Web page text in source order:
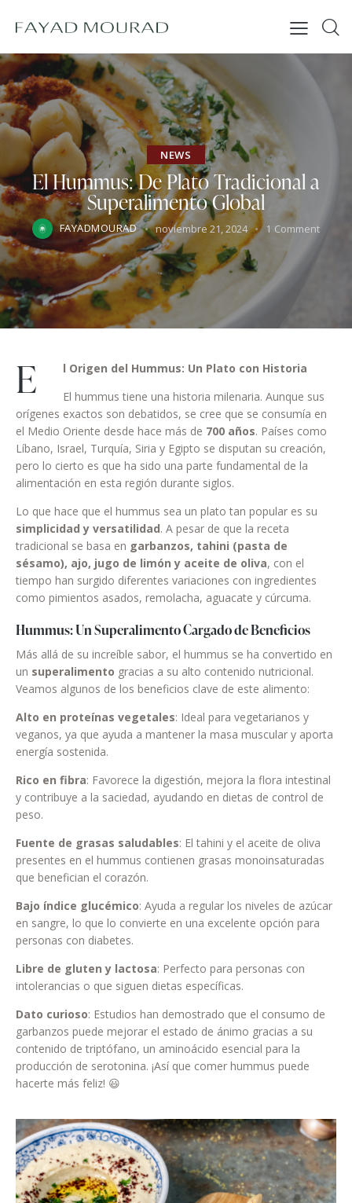
NEWS
El Hummus: De Plato Tradicional a
Superalimento Global
FAYADMOURAD noviembre 21, 2024 1 Comment
E
l Origen del Hummus: Un Plato con Historia
El hummus tiene una historia milenaria. Aunque sus
orígenes exactos son debatidos, se cree que se consumía en
el Medio Oriente desde hace más de 700 años. Países como
Líbano, Israel, Turquía, Siria y Egipto se disputan su creación,
pero lo cierto es que ha sido una parte fundamental de la
alimentación en esta región durante siglos.
Lo que hace que el hummus sea un plato tan popular es su
simplicidad y versatilidad. A pesar de que la receta
tradicional se basa en garbanzos, tahini (pasta de
sésamo), ajo, jugo de limón y aceite de oliva, con el
tiempo han surgido diferentes variaciones con ingredientes
como pimientos asados, remolacha, aguacate y cúrcuma.
Hummus: Un Superalimento Cargado de Beneficios
Más allá de su increíble sabor, el hummus se ha convertido en
un superalimento gracias a su alto contenido nutricional.
Veamos algunos de los beneficios clave de este alimento:
Alto en proteínas vegetales: Ideal para vegetarianos y
veganos, ya que ayuda a mantener la masa muscular y aporta
energía sostenida.
Rico en fibra: Favorece la digestión, mejora la flora intestinal
y contribuye a la saciedad, ayudando en dietas de control de
peso.
Fuente de grasas saludables: El tahini y el aceite de oliva
presentes en el hummus contienen grasas monoinsaturadas
que benefician el corazón.
Bajo índice glucémico: Ayuda a regular los niveles de azúcar
en sangre, lo que lo convierte en una excelente opción para
personas con diabetes.
Libre de gluten y lactosa: Perfecto para personas con
intolerancias o que siguen dietas específicas.
Dato curioso: Estudios han demostrado que el consumo de
garbanzos puede mejorar el estado de ánimo gracias a su
contenido de triptófano, un aminoácido esencial para la
producción de serotonina. ¡Así que comer hummus puede
hacerte más feliz! 😃